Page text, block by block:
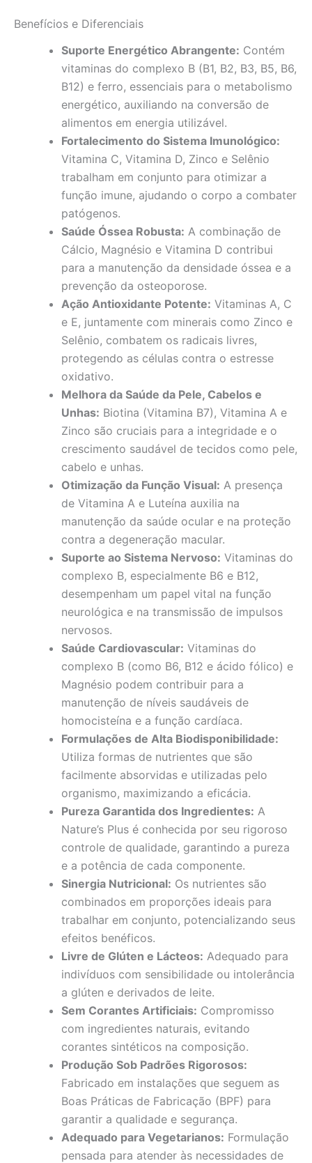
Benefícios e Diferenciais
Suporte Energético Abrangente: Contém
vitaminas do complexo B (B1, B2, B3, B5, B6,
B12) e ferro, essenciais para o metabolismo
energético, auxiliando na conversão de
alimentos em energia utilizável.
Fortalecimento do Sistema Imunológico:
Vitamina C, Vitamina D, Zinco e Selênio
trabalham em conjunto para otimizar a
função imune, ajudando o corpo a combater
patógenos.
Saúde Óssea Robusta: A combinação de
Cálcio, Magnésio e Vitamina D contribui
para a manutenção da densidade óssea e a
prevenção da osteoporose.
Ação Antioxidante Potente: Vitaminas A, C
e E, juntamente com minerais como Zinco e
Selênio, combatem os radicais livres,
protegendo as células contra o estresse
oxidativo.
Melhora da Saúde da Pele, Cabelos e
Unhas: Biotina (Vitamina B7), Vitamina A e
Zinco são cruciais para a integridade e o
crescimento saudável de tecidos como pele,
cabelo e unhas.
Otimização da Função Visual: A presença
de Vitamina A e Luteína auxilia na
manutenção da saúde ocular e na proteção
contra a degeneração macular.
Suporte ao Sistema Nervoso: Vitaminas do
complexo B, especialmente B6 e B12,
desempenham um papel vital na função
neurológica e na transmissão de impulsos
nervosos.
Saúde Cardiovascular: Vitaminas do
complexo B (como B6, B12 e ácido fólico) e
Magnésio podem contribuir para a
manutenção de níveis saudáveis de
homocisteína e a função cardíaca.
Formulações de Alta Biodisponibilidade:
Utiliza formas de nutrientes que são
facilmente absorvidas e utilizadas pelo
organismo, maximizando a eficácia.
Pureza Garantida dos Ingredientes: A
Nature’s Plus é conhecida por seu rigoroso
controle de qualidade, garantindo a pureza
e a potência de cada componente.
Sinergia Nutricional: Os nutrientes são
combinados em proporções ideais para
trabalhar em conjunto, potencializando seus
efeitos benéficos.
Livre de Glúten e Lácteos: Adequado para
indivíduos com sensibilidade ou intolerância
a glúten e derivados de leite.
Sem Corantes Artificiais: Compromisso
com ingredientes naturais, evitando
corantes sintéticos na composição.
Produção Sob Padrões Rigorosos:
Fabricado em instalações que seguem as
Boas Práticas de Fabricação (BPF) para
garantir a qualidade e segurança.
Adequado para Vegetarianos: Formulação
pensada para atender às necessidades de